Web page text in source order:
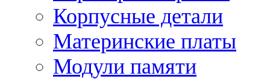
Корпусные детали
Материнские платы
Модули памяти